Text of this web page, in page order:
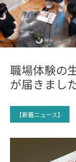
職場体験の
が届きまし
【新着ニュース】